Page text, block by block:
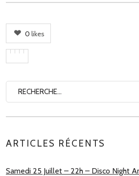
0 likes
ARTICLES RÉCENTS
Samedi 25 Juillet – 22h – Disco Night